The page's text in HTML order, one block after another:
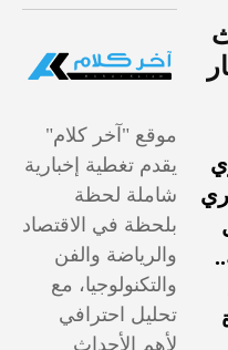
موقع "آخر كلام"
يقدم تغطية إخبارية
شاملة لحظة
بلحظة في الاقتصاد
والرياضة والفن
والتكنولوجيا، مع
تحليل احترافي
لأهم الأحداث